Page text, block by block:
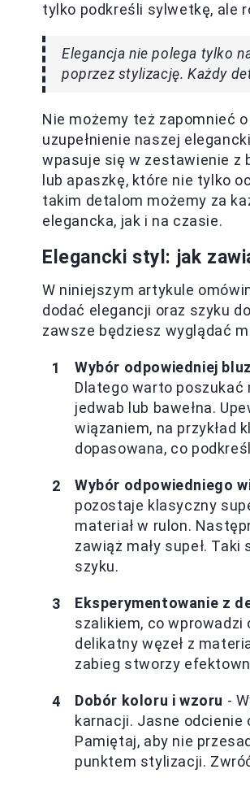
tylko podkreśli sylwetkę, ale
Elegancja nie polega tylko
poprzez stylizację. Każdy
Nie możemy też zapomnieć
uzupełnienie naszej
wpasuje się w zestawienie z
lub apaszkę, które nie tylko
takim detalom możemy za
elegancka, jak i na czasie.
Elegancki styl: jak
W niniejszym artykule
dodać elegancji oraz szyku
zawsze będziesz wyglądać
Wybór odpowiedniej
Dlatego warto poszukać
jedwab lub bawełna.
wiązaniem, na przykład
dopasowana, co
Wybór odpowiedniego
pozostaje klasyczny
materiał w rulon.
zawiąż mały supeł.
szyku.
Eksperymentowanie z
szalikiem, co wprowadzi
delikatny węzeł z
zabieg stworzy
Dobór koloru i wzoru -
karnacji. Jasne odcienie
Pamiętaj, aby nie
punktem stylizacji.